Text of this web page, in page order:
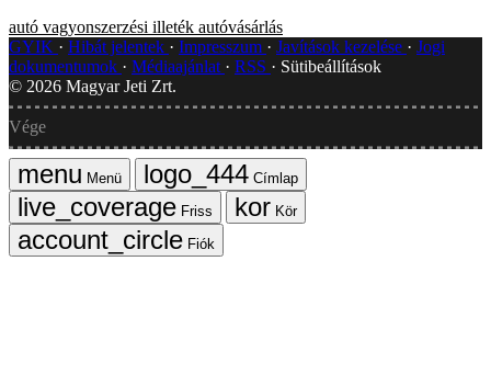
autó vagyonszerzési illeték autóvásárlás
GYIK
Hibát jelentek Impresszum Javítások kezelése
Jogi
dokumentumok
Médiaajánlat RSS
Sütibeállítások
© 2026 Magyar Jeti Zrt.
Vége
Menü
Címlap
Friss
Kör
Fiók